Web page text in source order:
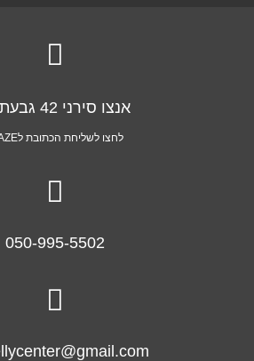

אנצו סירני 42 גבעתיים
לחצו לשליחת הכתובת לWAZE

050-995-5502
